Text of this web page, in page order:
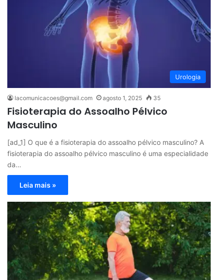
Urologia
lacomunicacoes@gmail.com agosto 1, 2025 35
Fisioterapia do Assoalho Pélvico
Masculino
[ad_1] O que é a fisioterapia do assoalho pélvico masculino? A
fisioterapia do assoalho pélvico masculino é uma especialidade
da…
Leia mais »